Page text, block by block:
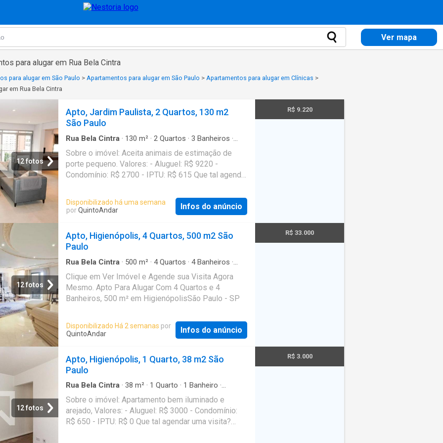
Ver mapa
para alugar em Rua Bela Cintra
para alugar em São Paulo > Apartamentos para alugar em São Paulo > Apartamentos para alugar em Clínicas >
em Rua Bela Cintra
12 fotos
Apto, Jardim Paulista, 2 Quartos, 130 m2
São Paulo
Rua Bela Cintra · 130 m² · 2 Quartos · 3 Banheiros ·
Sobre o imóvel: Aceita animais de estimação de
porte pequeno. Valores: - Aluguel: R$ 9220 -
Condomínio: R$ 2700 - IPTU: R$ 615 Que tal agendar
receberá uma mensagem por e-mail e WhatsApp
com os próximos passos. Seu imóvel sem
burocracia O QuintoAndar revolucionou o jeito de
fiador e o melhor, sem burocracia. Conheça esse e
outros imóveis no site do QuintoAndar. CRECI-SP
J24.344
Disponibilizado há uma semana
porQuintoAndar Infos do anúncio
R$ 9.220
12 fotos
Apto, Higienópolis, 4 Quartos, 500 m2 São
Paulo
Rua Bela Cintra · 500 m² · 4Quartos · 4Banheiros ·
Clique em Ver Imóvel e Agende sua Visita Agora
Mesmo. Apto Para Alugar Com 4 Quartos e 4
Banheiros, 500 m² em HigienópolisSão Paulo - SP
Disponibilizado Há 2 semanas por
QuintoAndar
Infos do anúncio
R$ 33.000
12 fotos
Apto, Higienópolis, 1 Quarto, 38 m2 São
Paulo
Rua Bela Cintra · 38 m² · 1 Quarto · 1 Banheiro ·
Sobre o imóvel: Apartamento bem iluminado e
arejado, Valores: - Aluguel: R$ 3000 - Condomínio:
R$ 650 - IPTU: R$ 0 Que tal agendar uma visita?
R$ 3.000